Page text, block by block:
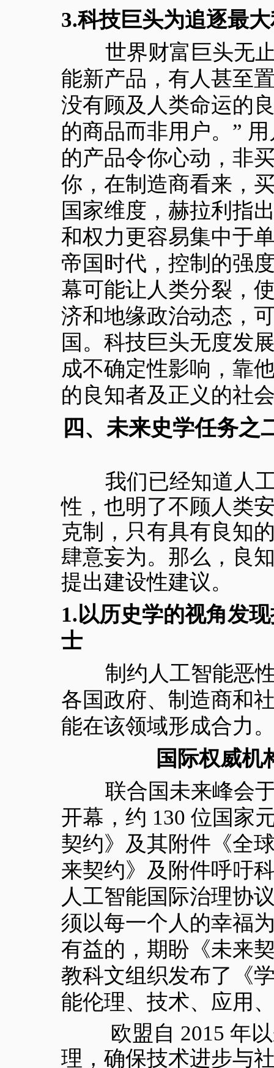
3.科技巨头为追逐最
世界财富巨头无止
能新产品，有人甚至
没有顾及人类命运的
的商品而非用户。”
的产品令你心动，非
你，在制造商看来，
国家维度，赫拉利指
和权力更容易集中于
帝国时代，控制的强
幕可能让人类分裂，
济和地缘政治动态，
国。科技巨头无度发
成不确定性影响，靠
的良知者及正义的社
四、 未来史学任务之
我们已经知道人工
性，也明了不顾人类
克制，只有具有良知
肆意妄为。那么，良
提出建设性建议。
1.以历史学的视角发现
士
制约人工智能恶性
各国政府、制造商和
能在该领域形成合力
国际权威机
联合国未来峰会于
开幕，约 130 位国家
契约》及其附件《全
来契约》及附件呼吁
人工智能国际治理协
须以每一个人的幸福
有益的，期盼《未来
教科文组织发布了《
能伦理、技术、应用
欧盟自 2015 年以
理，确保技术进步与